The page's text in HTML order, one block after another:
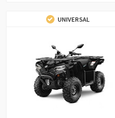
UNIVERSAL